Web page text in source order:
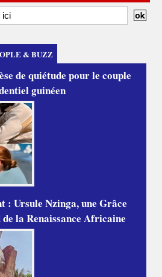
& BUZZ
de quiétude pour le couple
guinéen
: Ursule Nzinga, une Grâce
la Renaissance Africaine